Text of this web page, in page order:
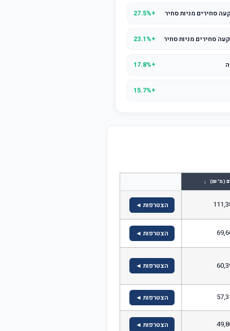
סחירים מניות סחיר +27.5%
סחירים מניות סחיר +23.1%
+17.8%
+15.7%
(מ' ₪) ↓
הצטרפות ◄
הצטרפות ◄
הצטרפות ◄
הצטרפות ◄
הצטרפות ◄